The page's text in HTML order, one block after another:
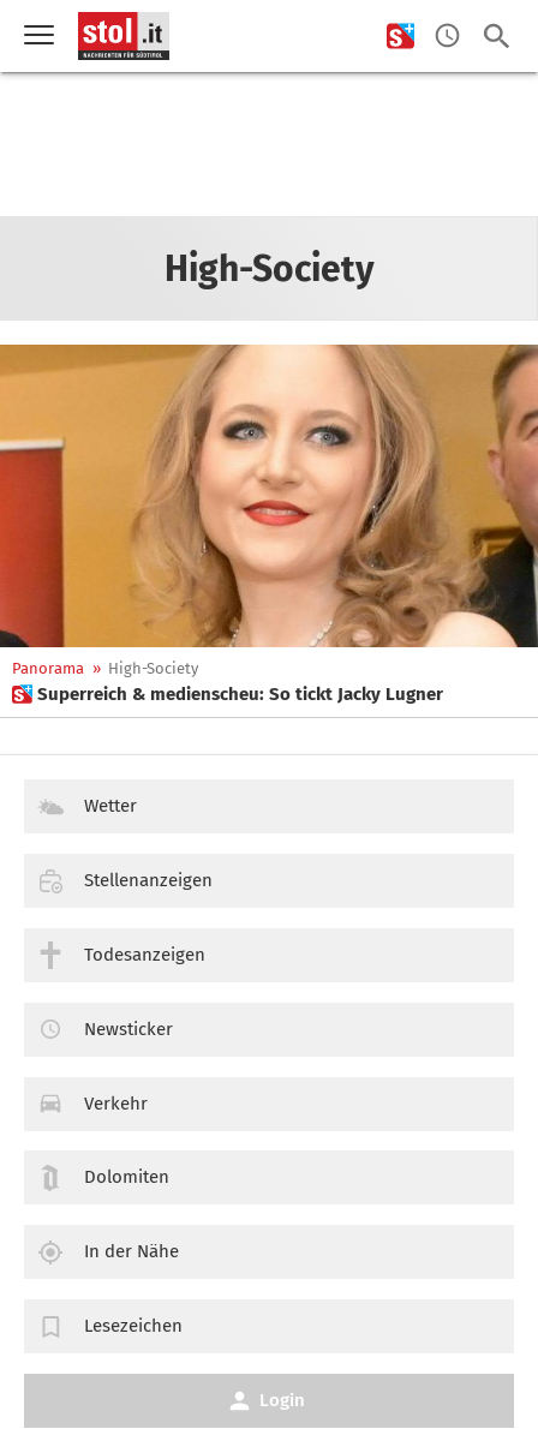
High-Society
Panorama » High-Society
 Superreich & medienscheu: So tickt Jacky Lugner
Wetter
Stellenanzeigen
Todesanzeigen
Newsticker
Verkehr
Dolomiten
In der Nähe
Lesezeichen
Login